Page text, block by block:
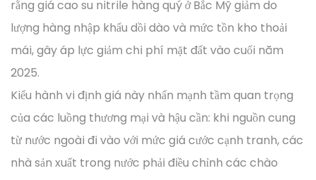
rằng giá cao su nitrile hàng quý ở Bắc Mỹ giảm do
lượng hàng nhập khẩu dồi dào và mức tồn kho thoải
mái, gây áp lực giảm chi phí mặt đất vào cuối năm
2025.
Kiểu hành vi định giá này nhấn mạnh tầm quan trọng
của các luồng thương mại và hậu cần: khi nguồn cung
từ nước ngoài đi vào với mức giá cước cạnh tranh, các
nhà sản xuất trong nước phải điều chỉnh các chào